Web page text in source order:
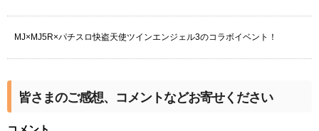
MJ×MJ5R×パチスロ快盗天使ツインエンジェル3のコラボイベント！
皆さまのご感想、コメントなどお寄せください